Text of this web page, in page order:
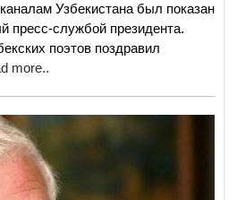
Узбекистана был показан
пресс-службой президента.
поэтов поздравил
more..